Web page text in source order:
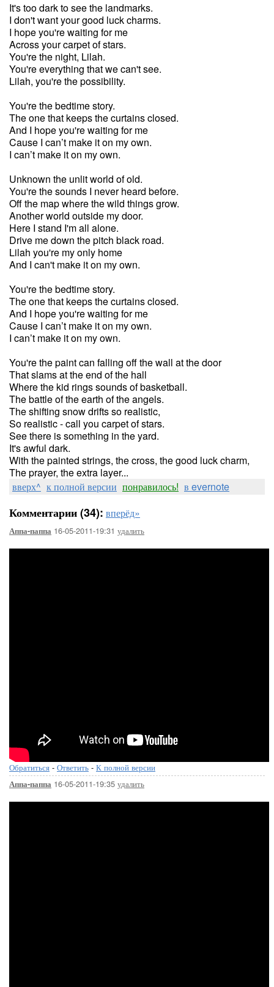
It's too dark to see the landmarks.
I don't want your good luck charms.
I hope you're waiting for me
Across your carpet of stars.
You're the night, Lilah.
You're everything that we can't see.
Lilah, you're the possibility.
You're the bedtime story.
The one that keeps the curtains closed.
And I hope you're waiting for me
Cause I can’t make it on my own.
I can’t make it on my own.
Unknown the unlit world of old.
You're the sounds I never heard before.
Off the map where the wild things grow.
Another world outside my door.
Here I stand I'm all alone.
Drive me down the pitch black road.
Lilah you're my only home
And I can't make it on my own.
You're the bedtime story.
The one that keeps the curtains closed.
And I hope you're waiting for me
Cause I can’t make it on my own.
I can’t make it on my own.
You're the paint can falling off the wall at the door
That slams at the end of the hall
Where the kid rings sounds of basketball.
The battle of the earth of the angels.
The shifting snow drifts so realistic,
So realistic - call you carpet of stars.
See there is something in the yard.
It's awful dark.
With the painted strings, the cross, the good luck charm,
The prayer, the extra layer...
вверх^ к полной версии понравилось! в evernote
Комментарии (34): вперёд»
Аппа-паппа 16-05-2011-19:31 удалить
Обратиться - Ответить - К полной версии
Аппа-паппа 16-05-2011-19:35 удалить